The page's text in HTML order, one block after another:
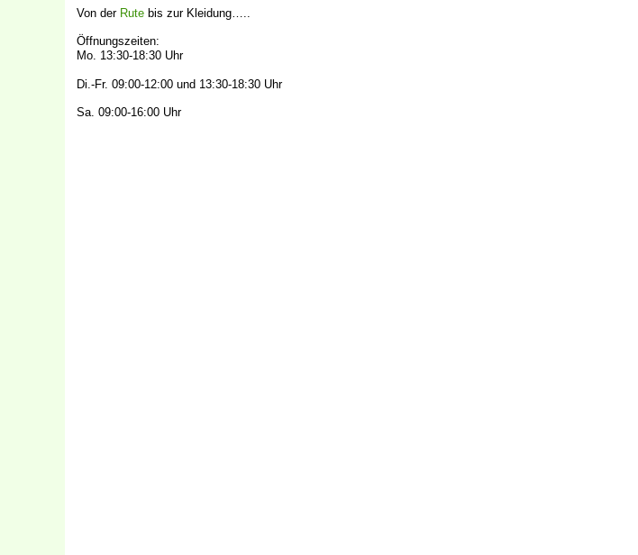
Von der Rute bis zur Kleidung…..
Öffnungszeiten:
Mo. 13:30-18:30 Uhr
Di.-Fr. 09:00-12:00 und 13:30-18:30 Uhr
Sa. 09:00-16:00 Uhr